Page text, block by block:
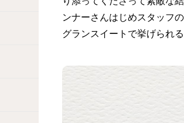
ンナーさんはじめスタッフ
グランスイートで挙げられ